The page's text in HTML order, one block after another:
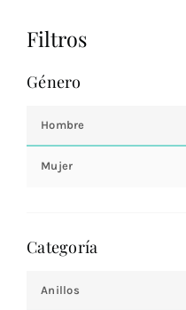
Filtros
Género
Hombre
Mujer
Categoría
Anillos